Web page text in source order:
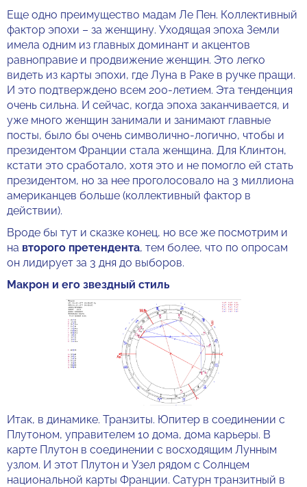
Еще одно преимущество мадам Ле Пен. Коллективный
фактор эпохи – за женщину. Уходящая эпоха Земли
имела одним из главных доминант и акцентов
равноправие и продвижение женщин. Это легко
видеть из карты эпохи, где Луна в Раке в ручке пращи.
И это подтверждено всем 200-летием. Эта тенденция
очень сильна. И сейчас, когда эпоха заканчивается, и
уже много женщин занимали и занимают главные
посты, было бы очень символично-логично, чтобы и
президентом Франции стала женщина. Для Клинтон,
кстати это сработало, хотя это и не помогло ей стать
президентом, но за нее проголосовало на 3 миллиона
американцев больше (коллективный фактор в
действии).
Вроде бы тут и сказке конец, но все же посмотрим и
на второго претендента, тем более, что по опросам
он лидирует за 3 дня до выборов.
Макрон и его звездный стиль
Итак, в динамике. Транзиты. Юпитер в соединении с
Плутоном, управителем 10 дома, дома карьеры. В
карте Плутон в соединении с восходящим Лунным
узлом. И этот Плутон и Узел рядом с Солнцем
национальной карты Франции. Сатурн транзитный в